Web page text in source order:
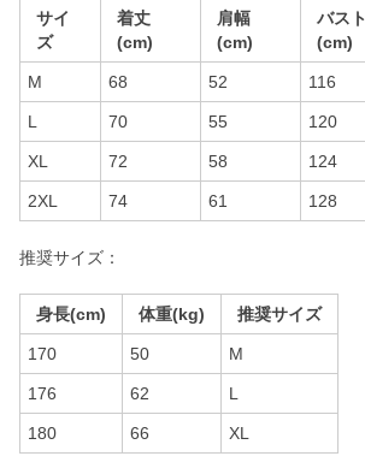
サイ
ズ
着丈
(cm)
肩幅
(cm)
バスト
(cm)
M 68 52 116
L 70 55 120
XL 72 58 124
2XL 74 61 128
推奨サイズ：
身長(cm) 体重(kg) 推奨サイズ
170 50 M
176 62 L
180 66 XL